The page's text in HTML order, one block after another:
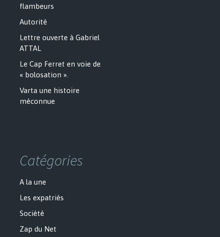
flambeurs
Autorité
Lettre ouverte à Gabriel
ATTAL
Le Cap Ferret en voie de
« bolosation ».
Varta une histoire
méconnue
Catégories
A la une
Les expatriés
Société
Zap du Net